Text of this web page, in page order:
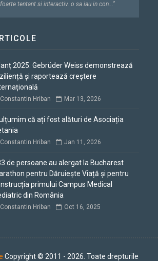
tentant si interactiv. o sa iau in con..."
2025: Gebrüder Weiss demonstrează
și raportează creștere
Constantin Hriban Mar 13, 2026
că ați fost alături de Asociația
Constantin Hriban Jan 11, 2026
de persoane au alergat la Bucharest
pentru Dăruiește Viață și pentru
primului Campus Medical
din România
Constantin Hriban Oct 16, 2025
Copyright © 2011 - 2026. Toate drepturile